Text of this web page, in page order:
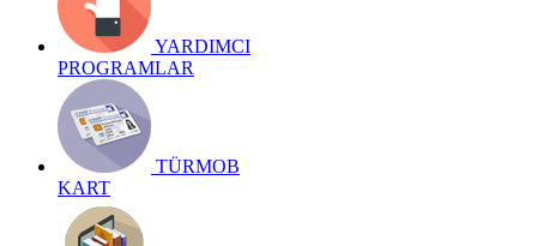
YARDIMCI
PROGRAMLAR
TÜRMOB
KART